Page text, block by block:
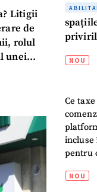
Litigii
de
rolul
unei
NOU
Ce
incluse
pentru
NOU